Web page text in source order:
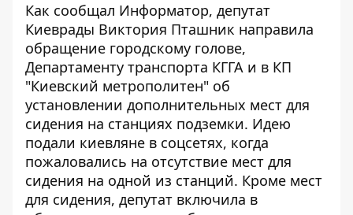
Как сообщал Информатор, депутат
Киеврады Виктория Пташник направила
обращение городскому голове,
Департаменту транспорта КГГА и в КП
"Киевский метрополитен" об
установлении дополнительных мест для
сидения на станциях подземки. Идею
подали киевляне в соцсетях, когда
пожаловались на отсутствие мест для
сидения на одной из станций. Кроме мест
для сидения, депутат включила в